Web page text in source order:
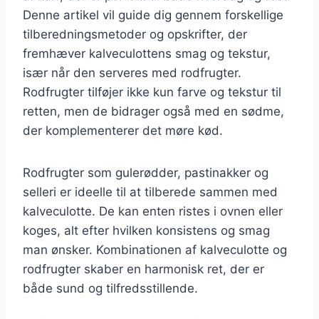
Denne artikel vil guide dig gennem forskellige
tilberedningsmetoder og opskrifter, der
fremhæver kalveculottens smag og tekstur,
især når den serveres med rodfrugter.
Rodfrugter tilføjer ikke kun farve og tekstur til
retten, men de bidrager også med en sødme,
der komplementerer det møre kød.
Rodfrugter som gulerødder, pastinakker og
selleri er ideelle til at tilberede sammen med
kalveculotte. De kan enten ristes i ovnen eller
koges, alt efter hvilken konsistens og smag
man ønsker. Kombinationen af kalveculotte og
rodfrugter skaber en harmonisk ret, der er
både sund og tilfredsstillende.